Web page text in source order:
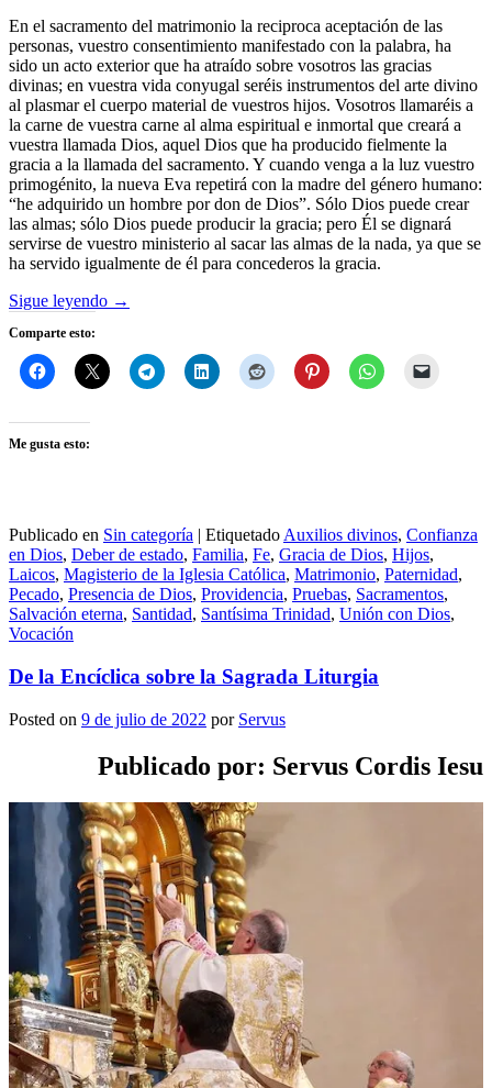
En el sacramento del matrimonio la reciproca aceptación de las
personas, vuestro consentimiento manifestado con la palabra, ha
sido un acto exterior que ha atraído sobre vosotros las gracias
divinas; en vuestra vida conyugal seréis instrumentos del arte divino
al plasmar el cuerpo material de vuestros hijos. Vosotros llamaréis a
la carne de vuestra carne al alma espiritual e inmortal que creará a
vuestra llamada Dios, aquel Dios que ha producido fielmente la
gracia a la llamada del sacramento. Y cuando venga a la luz vuestro
primogénito, la nueva Eva repetirá con la madre del género humano:
“he adquirido un hombre por don de Dios”. Sólo Dios puede crear
las almas; sólo Dios puede producir la gracia; pero Él se dignará
servirse de vuestro ministerio al sacar las almas de la nada, ya que se
ha servido igualmente de él para concederos la gracia.
Sigue leyendo →
Comparte esto:
Me gusta esto:
Publicado en Sin categoría | Etiquetado Auxilios divinos, Confianza
en Dios, Deber de estado, Familia, Fe, Gracia de Dios, Hijos,
Laicos, Magisterio de la Iglesia Católica, Matrimonio, Paternidad,
Pecado, Presencia de Dios, Providencia, Pruebas, Sacramentos,
Salvación eterna, Santidad, Santísima Trinidad, Unión con Dios,
Vocación
De la Encíclica sobre la Sagrada Liturgia
Posted on 9 de julio de 2022 por Servus
Publicado por: Servus Cordis Iesu